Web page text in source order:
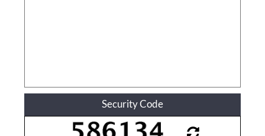
Security Code